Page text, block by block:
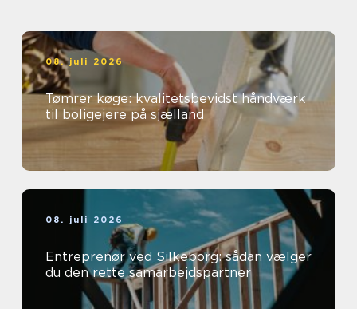
08. juli 2026
Tømrer køge: kvalitetsbevidst håndværk
til boligejere på sjælland
08. juli 2026
Entreprenør ved Silkeborg: sådan vælger
du den rette samarbejdspartner